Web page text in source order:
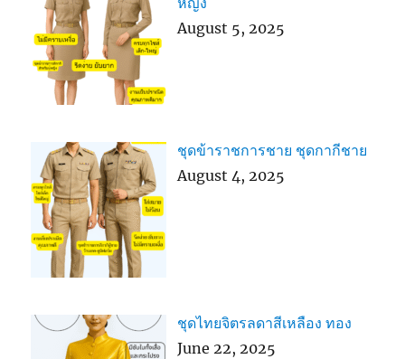
August 5, 2025
ชุดข้าราชการชาย ชุดกากีชาย
August 4, 2025
ชุดไทยจิตรลดาสีเหลือง ทอง
June 22, 2025